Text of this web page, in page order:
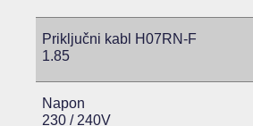
Priključni kabl H07RN-F
1.85
Napon
230 / 240V